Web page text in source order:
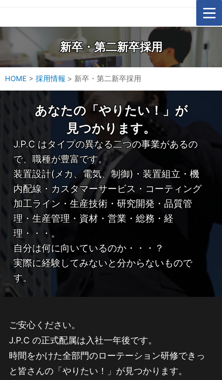
新卒・第二新卒採用
HOME > 採用情報 > 新卒・第二新卒採用
あなたの「やりたい！」が
見つかります。
J.P.C はタイプの異なる二つの事業があるの
で、職種が豊富です。
装置設計(メカ、電気、制御)・装置組立・機
内配線・カスタマーサービス・コーティング
加工ライン・生産技術・研究開発・品質管
理・生産管理・資材・営業・総務・経
理・・・。
自分は何に向いているのか・・・？
実際に経験してみないと分からないもので
す。
ご安心ください。
J.P.C の正式配属は入社一年後です。
時間をかけた全部門のローテーション研修できっ
と皆さんの「やりたい！」が見つかります。